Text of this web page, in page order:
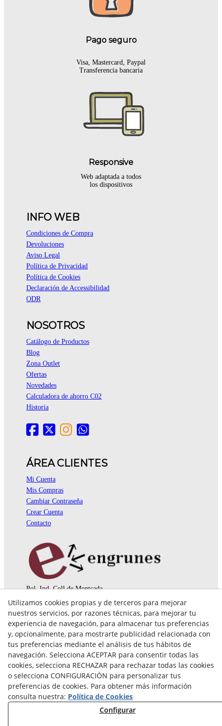
Pago seguro
Visa, Mastercard, Paypal
Transferencia bancaria
Responsive
Web adaptada a todos
los dispositivos
INFO WEB
Condiciones de Compra
Devoluciones
Aviso Legal
Política de Privacidad
Política de Cookies
Declaración de Accessibilidad
ODR
NOSOTROS
Catálogo de Productos
Blog
Zona Outlet
Ofertas
Novedades
Calculadora de ahorro C02
Historia
ÁREA CLIENTES
Mi Cuenta
Mis Compras
Cambiar Contraseña
Crear Cuenta
Contacto
Pol. Ind. Coll de Montcada
08110 Montcada i Reixac (Barcelona)
935 829 999
engrunes@engrunes.org
Utilizamos cookies propias y de terceros para mejorar
nuestros servicios, por razones técnicas, para mejorar tu
experiencia de navegación, para almacenar tus preferencias
y, opcionalmente, para mostrarte publicidad relacionada con
tus preferencias mediante el análisis de tus hábitos de
navegación. Selecciona ACEPTAR para consentir todas las
cookies, selecciona RECHAZAR para rechazar todas las cookies
o selecciona CONFIGURACIÓN para personalizar tus
preferencias de cookies. Para obtener más información
consulta nuestra: Política de Cookies
Configurar